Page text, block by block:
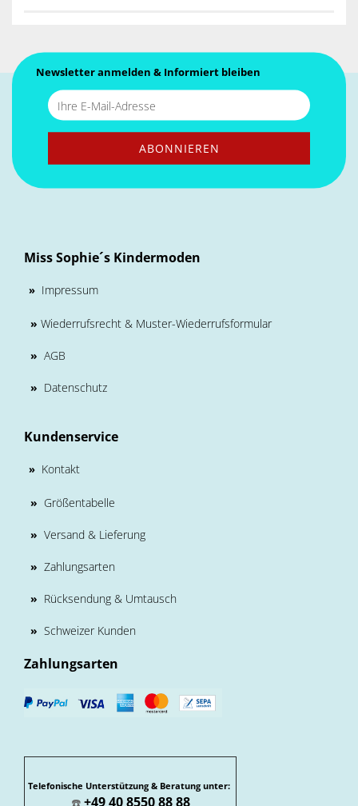
Newsletter anmelden & Informiert bleiben
Miss Sophie´s Kindermoden
» Impressum
» Wiederrufsrecht & Muster-Wiederrufsformular
» AGB
» Datenschutz
Kundenservice
» Kontakt
» Größentabelle
» Versand & Lieferung
» Zahlungsarten
» Rücksendung & Umtausch
» Schweizer Kunden
Zahlungsarten
Telefonische Unterstützung & Beratung unter:
☎️ +49 40 8550 88 88